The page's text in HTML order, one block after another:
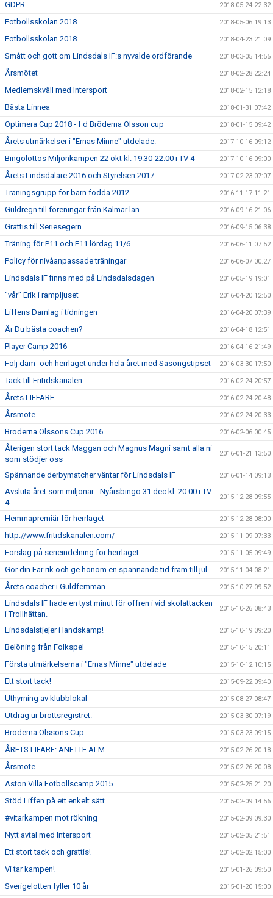
GDPR 2018-05-24 22:32
Fotbollsskolan 2018 2018-05-06 19:13
Fotbollsskolan 2018 2018-04-23 21:09
Smått och gott om Lindsdals IF:s nyvalde ordförande 2018-03-05 14:55
Årsmötet 2018-02-28 22:24
Medlemskväll med Intersport 2018-02-15 12:18
Bästa Linnea 2018-01-31 07:42
Optimera Cup 2018 - f d Bröderna Olsson cup 2018-01-15 09:42
Årets utmärkelser i "Ernas Minne" utdelade. 2017-10-16 09:12
Bingolottos Miljonkampen 22 okt kl. 19.30-22.00 i TV 4 2017-10-16 09:00
Årets Lindsdalare 2016 och Styrelsen 2017 2017-02-23 07:07
Träningsgrupp för barn födda 2012 2016-11-17 11:21
Guldregn till föreningar från Kalmar län 2016-09-16 21:06
Grattis till Seriesegern 2016-09-15 06:38
Träning för P11 och F11 lördag 11/6 2016-06-11 07:52
Policy för nivåanpassade träningar 2016-06-07 00:27
Lindsdals IF finns med på Lindsdalsdagen 2016-05-19 19:01
"vår" Erik i rampljuset 2016-04-20 12:50
Liffens Damlag i tidningen 2016-04-20 07:39
Är Du bästa coachen? 2016-04-18 12:51
Player Camp 2016 2016-04-16 21:49
Följ dam- och herrlaget under hela året med Säsongstipset 2016-03-30 17:50
Tack till Fritidskanalen 2016-02-24 20:57
Årets LIFFARE 2016-02-24 20:48
Årsmöte 2016-02-24 20:33
Bröderna Olssons Cup 2016 2016-02-06 00:45
Återigen stort tack Maggan och Magnus Magni samt alla ni
som stödjer oss
2016-01-21 13:50
Spännande derbymatcher väntar för Lindsdals IF 2016-01-14 09:13
Avsluta året som miljonär - Nyårsbingo 31 dec kl. 20.00 i TV
4.
2015-12-28 09:55
Hemmapremiär för herrlaget 2015-12-28 08:00
http://www.fritidskanalen.com/ 2015-11-09 07:33
Förslag på serieindelning för herrlaget 2015-11-05 09:49
Gör din Far rik och ge honom en spännande tid fram till jul 2015-11-04 08:21
Årets coacher i Guldfemman 2015-10-27 09:52
Lindsdals IF hade en tyst minut för offren i vid skolattacken
i Trollhättan.
2015-10-26 08:43
Lindsdalstjejer i landskamp! 2015-10-19 09:20
Belöning från Folkspel 2015-10-15 20:11
Första utmärkelserna i "Ernas Minne" utdelade 2015-10-12 10:15
Ett stort tack! 2015-09-22 09:40
Uthyrning av klubblokal 2015-08-27 08:47
Utdrag ur brottsregistret. 2015-03-30 07:19
Bröderna Olssons Cup 2015-03-23 09:15
ÅRETS LIFARE: ANETTE ALM 2015-02-26 20:18
Årsmöte 2015-02-26 20:08
Aston Villa Fotbollscamp 2015 2015-02-25 21:20
Stöd Liffen på ett enkelt sätt. 2015-02-09 14:56
#vitarkampen mot rökning 2015-02-09 09:30
Nytt avtal med Intersport 2015-02-05 21:51
Ett stort tack och grattis! 2015-02-02 15:00
Vi tar kampen! 2015-01-26 09:50
Sverigelotten fyller 10 år 2015-01-20 15:00